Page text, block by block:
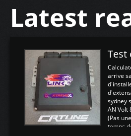
Latest
Test
arrive
sydney
AN Volt
(Pas
temps